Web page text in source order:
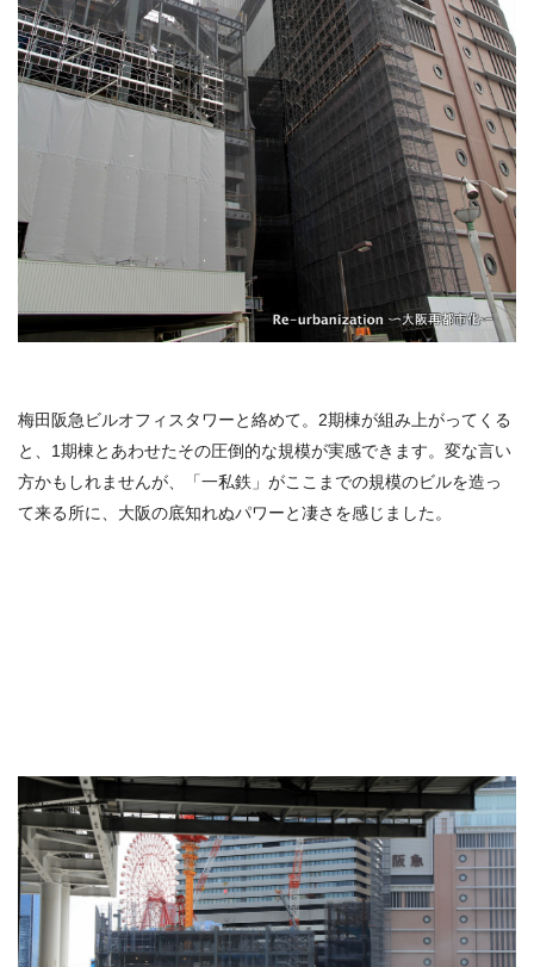
梅田阪急ビルオフィスタワーと絡めて。2期棟が組み上がってくる
と、1期棟とあわせたその圧倒的な規模が実感できます。変な言い
方かもしれませんが、「一私鉄」がここまでの規模のビルを造っ
て来る所に、大阪の底知れぬパワーと凄さを感じました。